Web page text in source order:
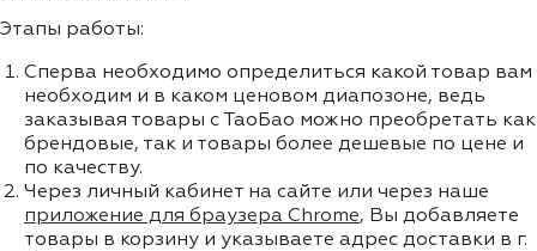
Этапы работы:
Сперва необходимо определиться какой товар вам
необходим и в каком ценовом диапозоне, ведь
заказывая товары с ТаоБао можно преобретать как
брендовые, так и товары более дешевые по цене и
по качеству.
Через личный кабинет на сайте или через наше
приложение для браузера Chrome, Вы добавляете
товары в корзину и указываете адрес доставки в г.